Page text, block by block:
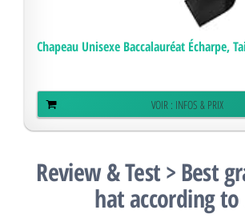
Chapeau Unisexe Baccalauréat Écharpe,
VOIR : INFOS & PRIX
Review & Test > Best
hat according to